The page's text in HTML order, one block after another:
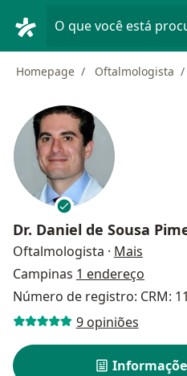
O que você está
Homepage Oftalmologista
Dr. Daniel de Sousa
Oftalmologista · Mais
Campinas 1 endereço
Número de registro: CRM:
9 opiniões